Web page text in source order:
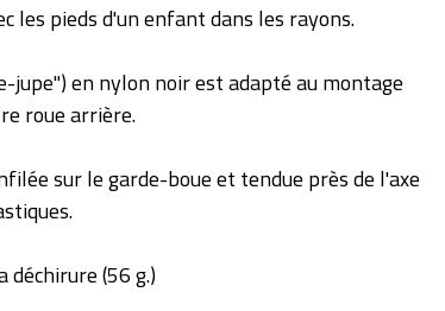
les pieds d'un enfant dans les rayons.
jupe") en nylon noir est adapté au montage
roue arrière.
sur le garde-boue et tendue près de l'axe
(56 g.)